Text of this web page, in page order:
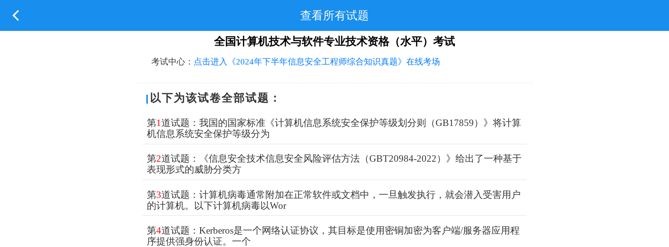
查看所有试题
全国计算机技术与软件专业技术资格（水平）考试
考试中心： 点击进入《2024年下半年信息安全工程师综合知识真题》在线考场
以下为该试卷全部试题：
第1道试题：我国的国家标准《计算机信息系统安全保护等级划分则（GB17859）》将计算
机信息系统安全保护等级分为
第2道试题：《信息安全技术信息安全风险评估方法（GBT20984-2022）》给出了一种基于
表现形式的威胁分类方
第3道试题：计算机病毒通常附加在正常软件或文档中，一旦触发执行，就会潜入受害用户
的计算机。以下计算机病毒以Wor
第4道试题：Kerberos是一个网络认证协议，其目标是使用密铜加密为客户端/服务器应用程
序提供强身份认证。一个